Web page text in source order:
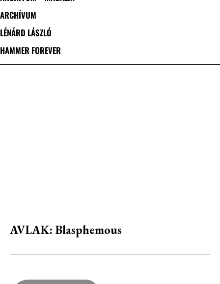
ARCHÍVUM
LÉNÁRD LÁSZLÓ
HAMMER FOREVER
AVLAK: Blasphemous